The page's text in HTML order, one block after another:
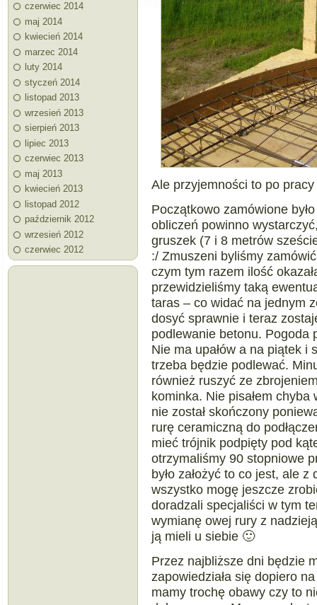
czerwiec 2014
maj 2014
kwiecień 2014
marzec 2014
luty 2014
styczeń 2014
listopad 2013
wrzesień 2013
sierpień 2013
lipiec 2013
czerwiec 2013
maj 2013
kwiecień 2013
listopad 2012
październik 2012
wrzesień 2012
czerwiec 2012
Ale przyjemności to po pracy
Początkowo zamówione
obliczeń powinno
gruszek (7 i 8 metrów
:/ Zmuszeni byliśmy
czym tym razem ilość
przewidzieliśmy taką
taras – co widać na jednym
dosyć sprawnie i teraz
podlewanie betonu. Pogoda
Nie ma upałów a na piątek i
trzeba będzie podlewać.
również ruszyć ze
kominka. Nie pisałem
nie został skończony
rurę ceramiczną do
mieć trójnik podpięty pod
otrzymaliśmy 90 stopniowe
było założyć to co jest, ale
wszystko mogę jeszcze
doradzali specjaliści w tym
wymianę owej rury z
ją mieli u siebie 🙂
Przez najbliższe dni będzie
zapowiedziała się dopiero
mamy trochę obawy czy to